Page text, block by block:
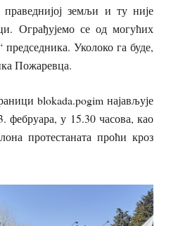
земљи и ту није
Ограђујемо се од могућих
Уколоко га буде,
Пожаревца.
blokada.pogim најављује
у 15.30 часова, као
протестаната проћи кроз